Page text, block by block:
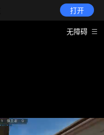
打开
无障碍